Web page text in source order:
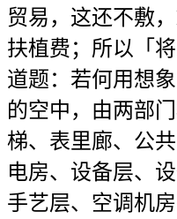
贸易，这还不敷
扶植费；所以「
道题：若何用想
的空中，由两部
梯、表里廊、公
电房、设备层、
手艺层、空调机